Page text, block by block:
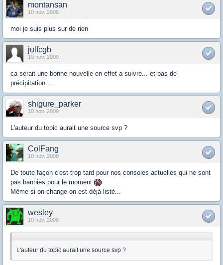
montansan
10 nov. 2009
moi je suis plus sur de rien
julfcgb
10 nov. 2009
ca serait une bonne nouvelle en effet a suivre... et pas de
précipitation....
shigure_parker
10 nov. 2009
L'auteur du topic aurait une source svp ?
ColFang
10 nov. 2009
De toute façon c'est trop tard pour nos consoles actuelles qui ne sont
pas bannies pour le moment
Même si on change on est déjà listé...
wesley
10 nov. 2009
L'auteur du topic aurait une source svp ?